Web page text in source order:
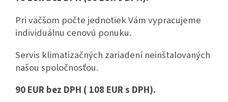
Pri väčšom počte jednotiek Vám vypracujeme
individuálnu cenovú ponuku.
Servis klimatizačných zariadení neinštalovaných
našou spoločnosťou.
90 EUR bez DPH ( 108 EUR s DPH).